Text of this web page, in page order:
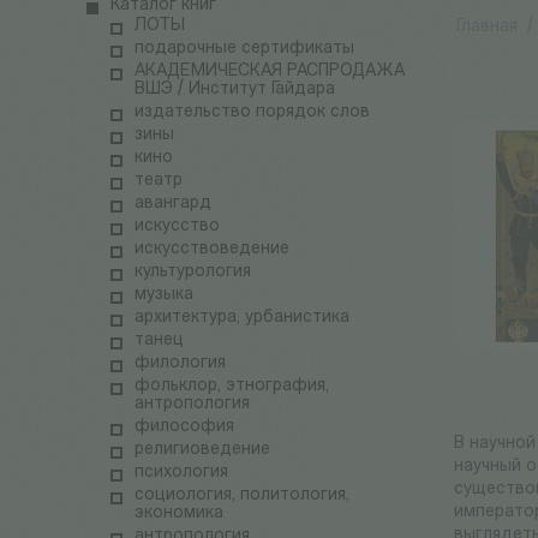
Каталог книг
ЛОТЫ
подарочные сертификаты
АКАДЕМИЧЕСКАЯ РАСПРОДАЖА
ВШЭ / Институт Гайдара
издательство порядок слов
зины
кино
театр
авангард
искусство
искусствоведение
культурология
музыка
архитектура, урбанистика
танец
филология
фольклор, этнография,
антропология
философия
религиоведение
психология
социология, политология,
экономика
В
научный